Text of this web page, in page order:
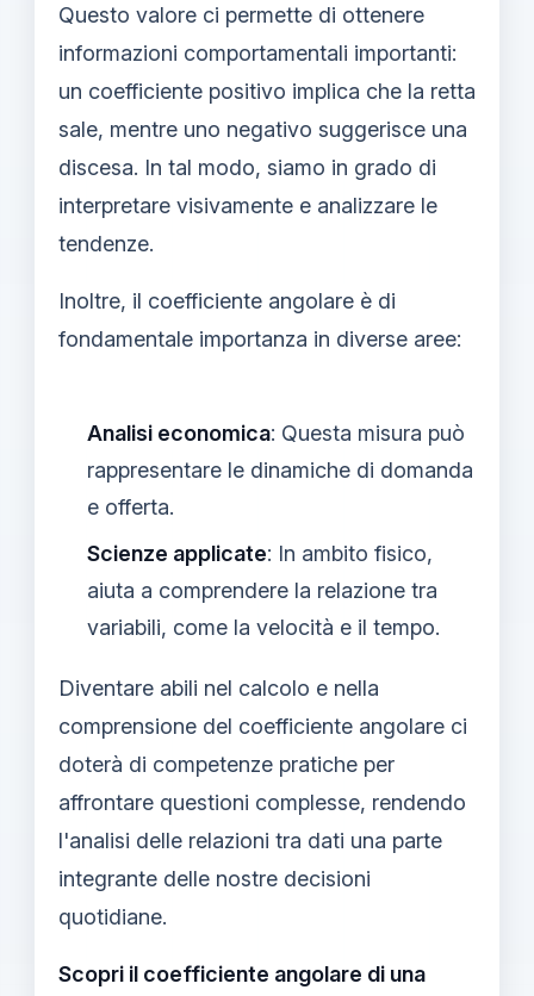
Questo valore ci permette di ottenere
informazioni comportamentali importanti:
un coefficiente positivo implica che la retta
sale, mentre uno negativo suggerisce una
discesa. In tal modo, siamo in grado di
interpretare visivamente e analizzare le
tendenze.
Inoltre, il coefficiente angolare è di
fondamentale importanza in diverse aree:
Analisi economica: Questa misura può
rappresentare le dinamiche di domanda
e offerta.
Scienze applicate: In ambito fisico,
aiuta a comprendere la relazione tra
variabili, come la velocità e il tempo.
Diventare abili nel calcolo e nella
comprensione del coefficiente angolare ci
doterà di competenze pratiche per
affrontare questioni complesse, rendendo
l'analisi delle relazioni tra dati una parte
integrante delle nostre decisioni
quotidiane.
Scopri il coefficiente angolare di una